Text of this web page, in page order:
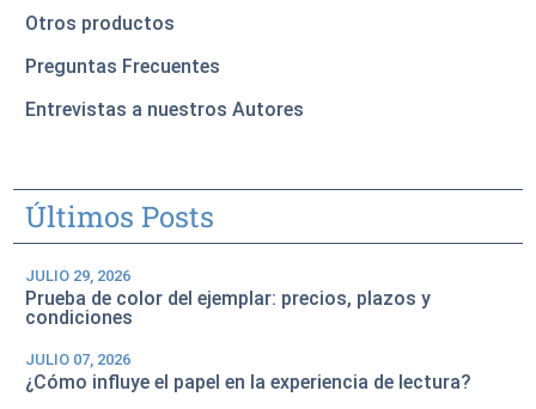
Otros productos
Preguntas Frecuentes
Entrevistas a nuestros Autores
Últimos Posts
JULIO 29, 2026
Prueba de color del ejemplar: precios, plazos y
condiciones
JULIO 07, 2026
¿Cómo influye el papel en la experiencia de lectura?